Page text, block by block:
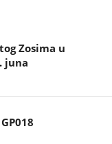
Zosima u
juna